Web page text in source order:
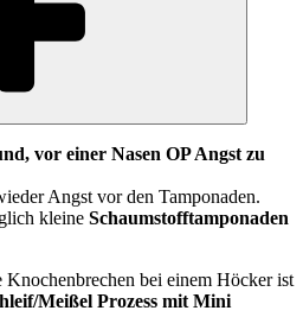
vor einer Nasen OP Angst zu
Angst vor den Tamponaden.
kleine Schaumstofftamponaden
Knochenbrechen bei einem Höcker ist
Meißel Prozess mit Mini